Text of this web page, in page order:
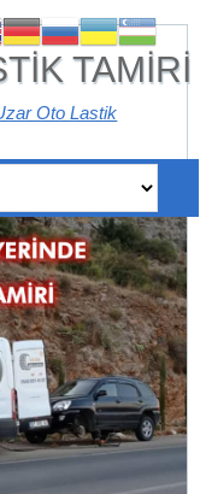
TAMİRİ
Oto Lastik